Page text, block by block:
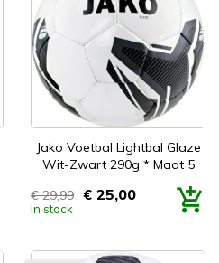
Jako Voetbal Lightbal Glaze
Wit-Zwart 290g * Maat 5
Prijs
€ 29,99 € 25,00
In stock